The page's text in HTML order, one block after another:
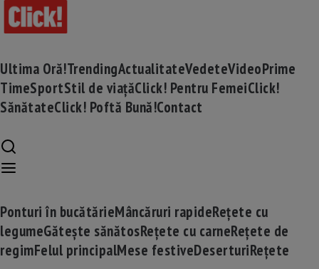
Ultima Oră!TrendingActualitateVedeteVideoPrime
TimeSportStil de viațăClick! Pentru FemeiClick!
SănătateClick! Poftă Bună!Contact
Ponturi în bucătărieMâncăruri rapideRețete cu
legumeGătește sănătosRețete cu carneRețete de
regimFelul principalMese festiveDeserturiRețete